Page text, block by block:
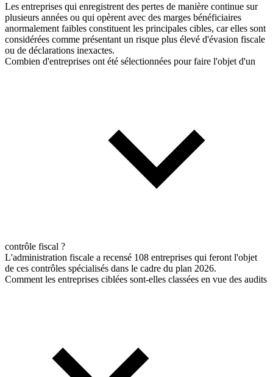
Les entreprises qui enregistrent des pertes de manière continue sur
plusieurs années ou qui opèrent avec des marges bénéficiaires
anormalement faibles constituent les principales cibles, car elles sont
considérées comme présentant un risque plus élevé d'évasion fiscale
ou de déclarations inexactes.
Combien d'entreprises ont été sélectionnées pour faire l'objet d'un
contrôle fiscal ?
L'administration fiscale a recensé 108 entreprises qui feront l'objet
de ces contrôles spécialisés dans le cadre du plan 2026.
Comment les entreprises ciblées sont-elles classées en vue des audits